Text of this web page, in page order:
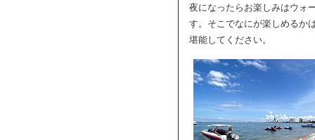
夜になったらお楽しみはウォ
す。そこでなにが楽しめるか
堪能してください。